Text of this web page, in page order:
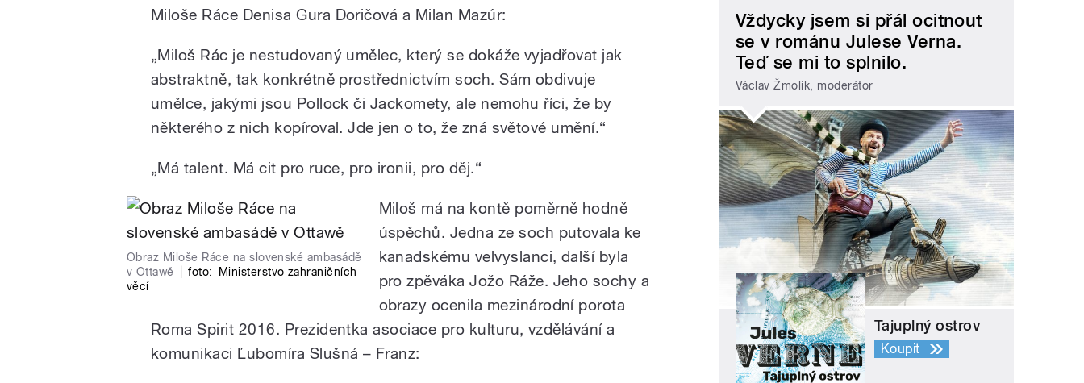
Miloše Ráce Denisa Gura Doričová a Milan Mazúr:
„Miloš Rác je nestudovaný umělec, který se dokáže vyjadřovat jak
abstraktně, tak konkrétně prostřednictvím soch. Sám obdivuje
umělce, jakými jsou Pollock či Jackomety, ale nemohu říci, že by
některého z nich kopíroval. Jde jen o to, že zná světové umění.“
„Má talent. Má cit pro ruce, pro ironii, pro děj.“
Obraz Miloše Ráce na slovenské ambasádě
v Ottawě
foto:
Ministerstvo zahraničních
věcí
Miloš má na kontě poměrně hodně
úspěchů. Jedna ze soch putovala ke
kanadskému velvyslanci, další byla
pro zpěváka Jožo Ráže. Jeho sochy a
obrazy ocenila mezinárodní porota
Roma Spirit 2016. Prezidentka asociace pro kulturu, vzdělávání a
komunikaci Ľubomíra Slušná – Franz:
Vždycky jsem si přál ocitnout
se v románu Julese Verna.
Teď se mi to splnilo.
Václav Žmolík, moderátor
Tajuplný ostrov
Koupit